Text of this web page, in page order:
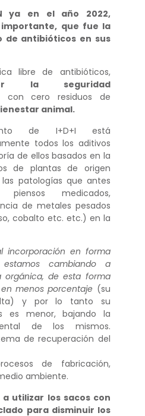
ya en el año 2022,
que fue la
de antibióticos en sus
libre de antibióticos,
la seguridad
con cero residuos de
animal.
de I+D+I está
todos los aditivos
de ellos basados en la
de plantas de origen
patologías que antes
medicados,
de metales pesados
cobalto etc. etc.) en la
incorporación en forma
estamos cambiando a
orgánica, de esta forma
menos porcentaje (su
y por lo tanto su
es menor, bajando la
de los mismos.
de recuperación del
de fabricación,
ambiente.
a utilizar los sacos con
para disminuir los